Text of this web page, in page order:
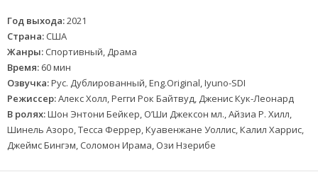
Год выхода:2021
Страна: США
Жанры: Спортивный, Драма
Время: 60 мин
Озвучка:Рус. Дублированный, Eng.Original, Iyuno-SDI
Режиссер:Алекс Холл, Регги Рок Байтвуд, Дженис Кук-Леонард
В ролях:Шон Энтони Бейкер, О’Ши Джексон мл., Айзиа Р. Хилл,
Шинель Азоро, Тесса Феррер, Куавенжане Уоллис, Калил Харрис,
Джеймс Бингэм, Соломон Ирама, Ози Нзерибе